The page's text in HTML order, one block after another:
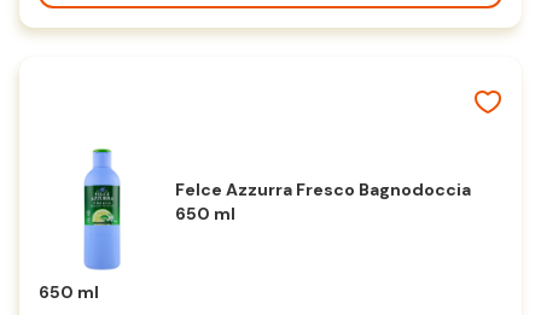
Felce Azzurra Fresco Bagnodoccia
650 ml
650 ml